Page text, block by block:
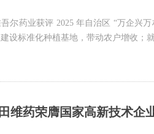
尔药业获评 2025 年自治区 “万企兴
设标准化种植基地，带动农户增收；
维药荣膺国家高新技术企